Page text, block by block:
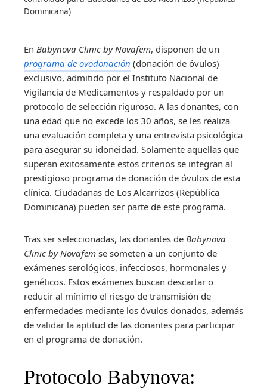
Dominicana)
En Babynova Clinic by Novafem, disponen de un
programa de ovodonación (donación de óvulos)
exclusivo, admitido por el Instituto Nacional de
Vigilancia de Medicamentos y respaldado por un
protocolo de selección riguroso. A las donantes, con
una edad que no excede los 30 años, se les realiza
una evaluación completa y una entrevista psicológica
para asegurar su idoneidad. Solamente aquellas que
superan exitosamente estos criterios se integran al
prestigioso programa de donación de óvulos de esta
clínica. Ciudadanas de Los Alcarrizos (República
Dominicana) pueden ser parte de este programa.
Tras ser seleccionadas, las donantes de Babynova
Clinic by Novafem se someten a un conjunto de
exámenes serológicos, infecciosos, hormonales y
genéticos. Estos exámenes buscan descartar o
reducir al mínimo el riesgo de transmisión de
enfermedades mediante los óvulos donados, además
de validar la aptitud de las donantes para participar
en el programa de donación.
Protocolo Babynova: